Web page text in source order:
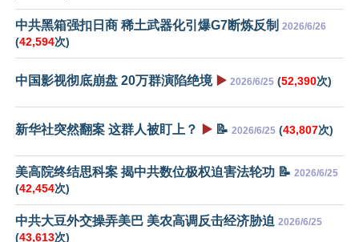
中共黑箱强扣日商 稀土武器化引爆G7断炼反制 2026/6/26
(42,594次)
中国影视彻底崩盘 20万群演陷绝境 ▶️ 2026/6/25 (52,390次)
新华社突然翻案 这群人被盯上？ ▶️ 📝 2026/6/25 (43,807次)
美高院终结思科案 揭中共数位极权迫害法轮功 📝 2026/6/25
(42,454次)
中共大豆外交操弄美巴 美农高调反击经济胁迫 2026/6/25
(43,613次)